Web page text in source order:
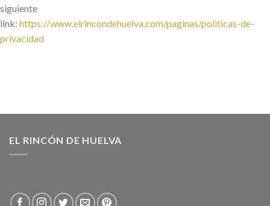
siguiente
link: https://www.elrincondehuelva.com/paginas/politicas-de-
privacidad
EL RINCÓN DE HUELVA